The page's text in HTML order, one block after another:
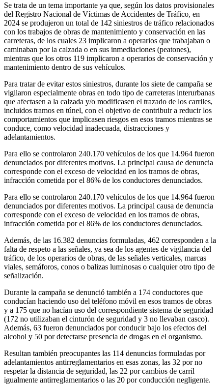
Se trata de un tema importante ya que, según los datos provisionales
del Registro Nacional de Víctimas de Accidentes de Tráfico, en
2024 se produjeron un total de 142 siniestros de tráfico relacionados
con los trabajos de obras de mantenimiento y conservación en las
carreteras, de los cuales 23 implicaron a operarios que trabajaban o
caminaban por la calzada o en sus inmediaciones (peatones),
mientras que los otros 119 implicaron a operarios de conservación y
mantenimiento dentro de sus vehículos.
Para tratar de evitar estos siniestros, durante los siete de campaña se
vigilaron especialmente obras en todo tipo de carreteras interurbanas
que afectasen a la calzada y/o modificasen el trazado de los carriles,
incluidos tramos en túnel, con el objetivo de contribuir a reducir los
comportamientos que implicasen riesgos en esos tramos mientras se
conduce, como velocidad inadecuada, distracciones y
adelantamientos.
Para ello se controlaron 240.170 vehículos de los que 14.964 fueron
denunciados por diferentes motivos. La principal causa de denuncia
corresponde con el exceso de velocidad en los tramos de obras,
infracción cometida por el 86% de los conductores denunciados.
Para ello se controlaron 240.170 vehículos de los que 14.964 fueron
denunciados por diferentes motivos. La principal causa de denuncia
corresponde con el exceso de velocidad en los tramos de obras,
infracción cometida por el 86% de los conductores denunciados.
Además, de las 16.382 denuncias formuladas, 462 corresponden a la
falta de respeto a las señales, ya sea de los agentes de vigilancia del
tráfico, de los operarios de obras, de las señales verticales, marcas
viales, semáforos, conos o balizas luminosas o cualquier otro tipo de
señalización.
Durante la campaña se denunció también a 174 conductores que
conducían haciendo uso del teléfono móvil en esos tramos de obras
y a 175 que no hacían uso del correspondiente sistema de seguridad
(172 no utilizaban el cinturón de seguridad y 3 no llevaban casco).
Además, 63 fueron denunciados por conducir bajo los efectos del
alcohol y 50 por detectarse presencia de drogas en el organismo.
Resultan también preocupantes las 114 denuncias formuladas por
adelantamientos antirreglamentarios en esas zonas, las 32 por no
respetar la distancia de seguridad, las 22 por cambios de carril
igualmente antirreglamentarios o las 20 por conducción negligente.